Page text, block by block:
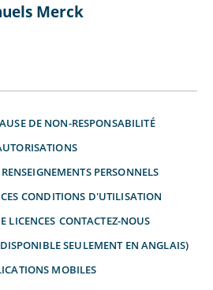
Merck
DE NON-RESPONSABILITÉ
PERSONNELS
CONDITIONS D'UTILISATION
LICENCES CONTACTEZ-NOUS
SEULEMENT EN ANGLAIS)
MOBILES